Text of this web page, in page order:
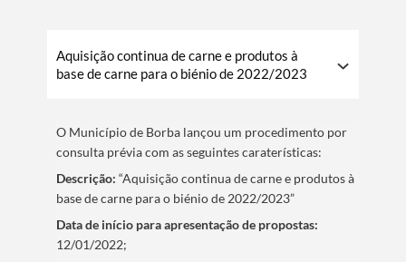
Aquisição continua de carne e produtos à
base de carne para o biénio de 2022/2023
O Municí­pio de Borba lançou um procedimento por
consulta prévia com as seguintes caraterí­sticas:
Descrição:“Aquisição continua de carne e produtos à
base de carne para o biénio de 2022/2023”
Data de iní­cio para apresentação de propostas:
12/01/2022;